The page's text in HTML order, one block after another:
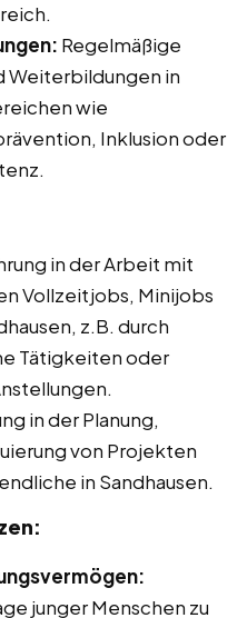
Regelmäßige
Weiterbildungen in
wie
Inklusion oder
in der Arbeit mit
Vollzeitjobs, Minijobs
z.B. durch
Tätigkeiten oder
in der Planung,
von Projekten
in Sandhausen.
junger Menschen zu